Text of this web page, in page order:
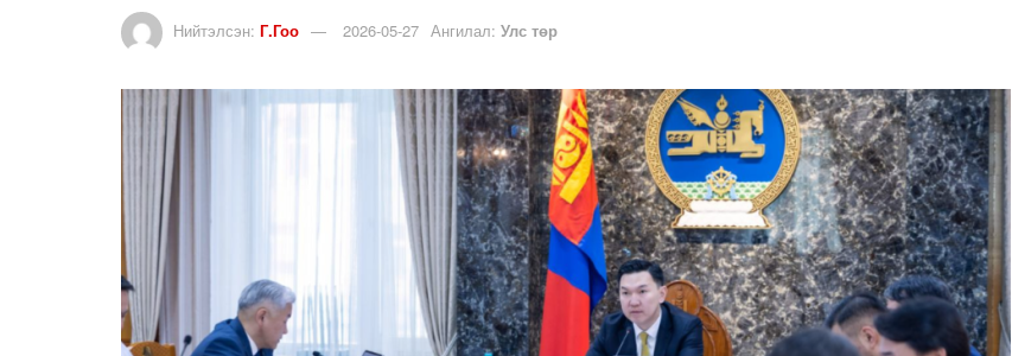
Нийтэлсэн: Г.Гоо 2026-05-27 Ангилал: Улс төр